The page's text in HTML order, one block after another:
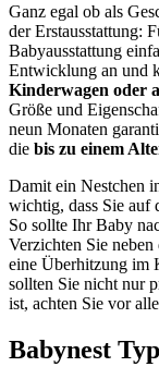
Ganz egal ob als
der Erstausstattung:
Babyausstattung
Entwicklung an und
Kinderwagen oder
Größe und
neun Monaten
die bis zu einem
Damit ein Nestchen
wichtig, dass Sie auf
So sollte Ihr Baby
Verzichten Sie
eine Überhitzung im
sollten Sie nicht nur
ist, achten Sie vor
Babynest